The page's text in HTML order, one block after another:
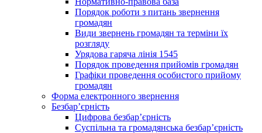
Порядок роботи з питань звернення
громадян
Види звернень громадян та терміни їх
розгляду
Урядова гаряча лінія 1545
Порядок проведення прийомів громадян
Графіки проведення особистого прийому
громадян
Форма електронного звернення
Безбар’єрність
Цифрова безбар’єрність
Суспільна та громадянська безбар’єрність